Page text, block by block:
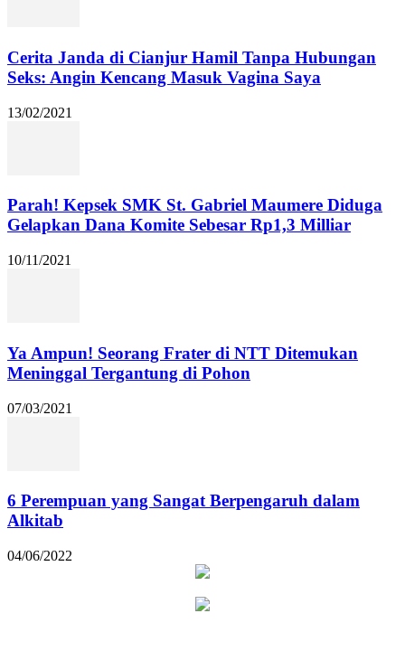
Cerita Janda di Cianjur Hamil Tanpa Hubungan
Seks: Angin Kencang Masuk Vagina Saya
13/02/2021
Parah! Kepsek SMK St. Gabriel Maumere Diduga
Gelapkan Dana Komite Sebesar Rp1,3 Milliar
10/11/2021
Ya Ampun! Seorang Frater di NTT Ditemukan
Meninggal Tergantung di Pohon
07/03/2021
6 Perempuan yang Sangat Berpengaruh dalam
Alkitab
04/06/2022